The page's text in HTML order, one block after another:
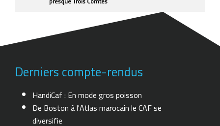
Derniers compte-rendus
HandiCaf : En mode gros poisson
De Boston à l'Atlas marocain le CAF se
diversifie